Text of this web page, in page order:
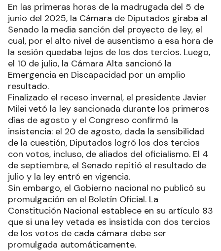
En las primeras horas de la madrugada del 5 de
junio del 2025, la Cámara de Diputados giraba al
Senado la media sanción del proyecto de ley, el
cual, por el alto nivel de ausentismo a esa hora de
la sesión quedaba lejos de los dos tercios. Luego,
el 10 de julio, la Cámara Alta sancionó la
Emergencia en Discapacidad por un amplio
resultado.
Finalizado el receso invernal, el presidente Javier
Milei vetó la ley sancionada durante los primeros
días de agosto y el Congreso confirmó la
insistencia: el 20 de agosto, dada la sensibilidad
de la cuestión, Diputados logró los dos tercios
con votos, incluso, de aliados del oficialismo. El 4
de septiembre, el Senado repitió el resultado de
julio y la ley entró en vigencia.
Sin embargo, el Gobierno nacional no publicó su
promulgación en el Boletín Oficial. La
Constitución Nacional establece en su artículo 83
que si una ley vetada es insistida con dos tercios
de los votos de cada cámara debe ser
promulgada automáticamente.